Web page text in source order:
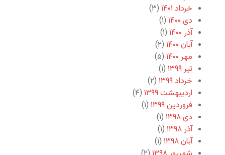
خرداد ۱۴۰۱
(۳)
دی ۱۴۰۰
(۱)
آذر ۱۴۰۰
(۱)
آبان ۱۴۰۰
(۲)
مهر ۱۴۰۰
(۵)
تیر ۱۳۹۹
(۱)
خرداد ۱۳۹۹
(۲)
اردیبهشت ۱۳۹۹
(۴)
فروردین ۱۳۹۹
(۱)
دی ۱۳۹۸
(۱)
آذر ۱۳۹۸
(۱)
آبان ۱۳۹۸
(۱)